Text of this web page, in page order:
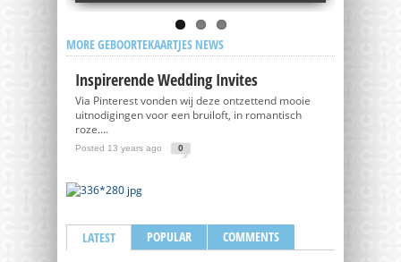
MORE GEBOORTEKAARTJES NEWS
Inspirerende Wedding Invites
Via Pinterest vonden wij deze ontzettend mooie
uitnodigingen voor een bruiloft, in romantisch
roze....
Posted 13 years ago 0
LATEST POPULAR COMMENTS